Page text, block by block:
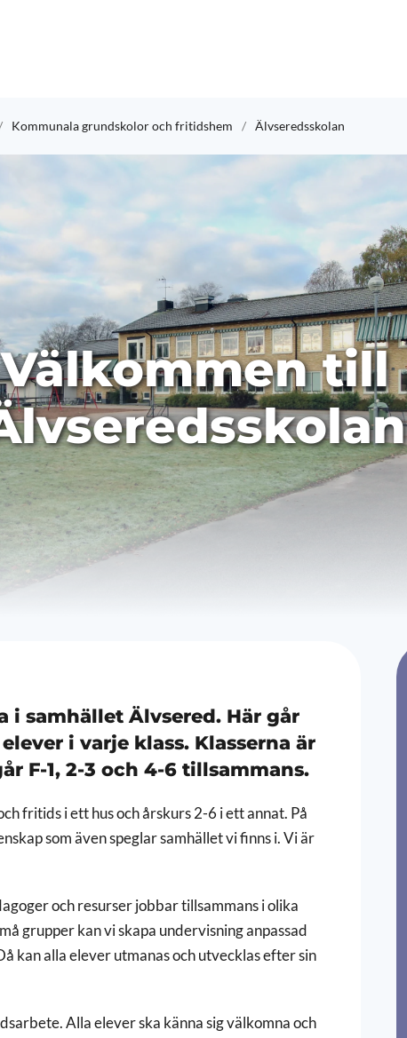
Kommunala grundskolor och fritidshem Älvseredsskolan
Välkommen till
i samhället Älvsered. Här går
i varje klass. Klasserna är
F-1, 2-3 och 4-6 tillsammans.
fritids i ett hus och årskurs 2-6 i ett annat. På
som även speglar samhället vi finns i. Vi är
och resurser jobbar tillsammans i olika
grupper kan vi skapa undervisning anpassad
kan alla elever utmanas och utvecklas efter sin
Alla elever ska känna sig välkomna och